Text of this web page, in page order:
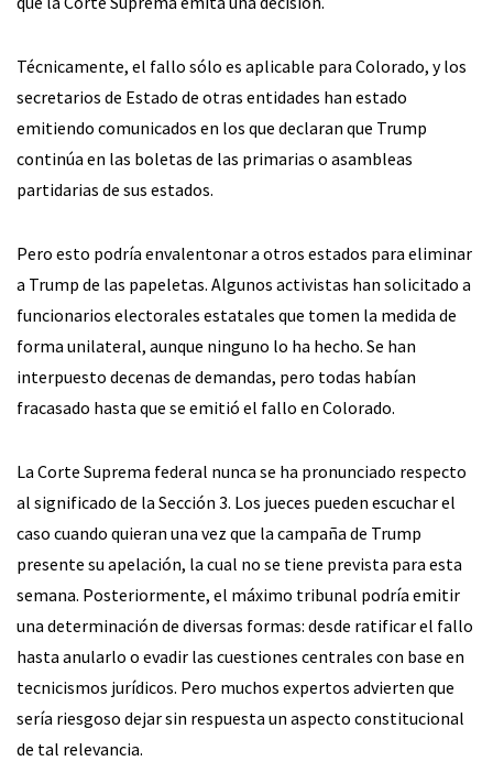
Técnicamente, el fallo sólo es aplicable para Colorado, y los
secretarios de Estado de otras entidades han estado
emitiendo comunicados en los que declaran que Trump
continúa en las boletas de las primarias o asambleas
partidarias de sus estados.
Pero esto podría envalentonar a otros estados para eliminar
a Trump de las papeletas. Algunos activistas han solicitado a
funcionarios electorales estatales que tomen la medida de
forma unilateral, aunque ninguno lo ha hecho. Se han
interpuesto decenas de demandas, pero todas habían
fracasado hasta que se emitió el fallo en Colorado.
La Corte Suprema federal nunca se ha pronunciado respecto
al significado de la Sección 3. Los jueces pueden escuchar el
caso cuando quieran una vez que la campaña de Trump
presente su apelación, la cual no se tiene prevista para esta
semana. Posteriormente, el máximo tribunal podría emitir
una determinación de diversas formas: desde ratificar el fallo
hasta anularlo o evadir las cuestiones centrales con base en
tecnicismos jurídicos. Pero muchos expertos advierten que
sería riesgoso dejar sin respuesta un aspecto constitucional
de tal relevancia.